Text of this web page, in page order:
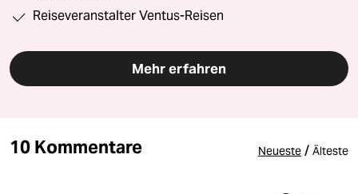
Reiseveranstalter Ventus-Reisen
Mehr erfahren
10 Kommentare Neueste / Älteste